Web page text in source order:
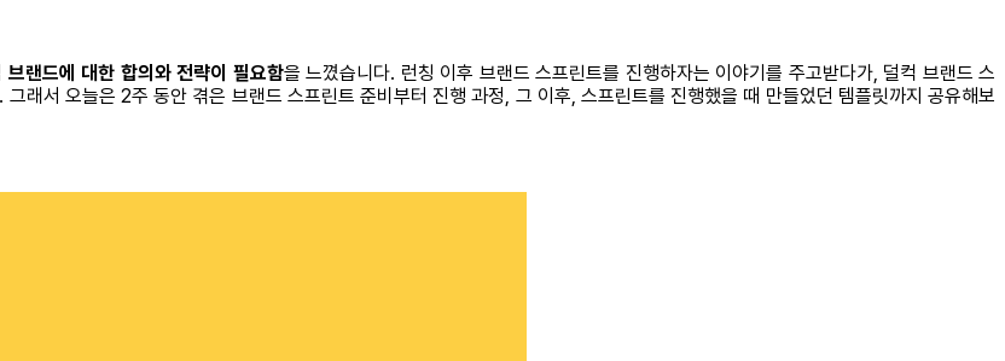
브랜드에 대한 합의와 전략이 필요함을 느꼈습니다. 런칭 이후 브랜드 스프린트를 진행하자는 이야기를 주고받다가, 덜컥 브랜드 스
서 오늘은 2주 동안 겪은 브랜드 스프린트 준비부터 진행 과정, 그 이후, 스프린트를 진행했을 때 만들었던 템플릿까지 공유해보